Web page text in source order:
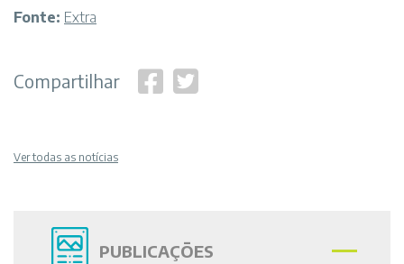
Fonte: Extra
Compartilhar
Ver todas as notícias
PUBLICAÇÕES